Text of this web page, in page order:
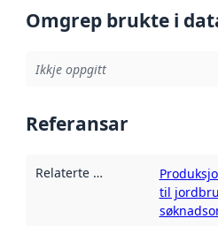
Omgrep brukte i
Ikkje oppgitt
Referansar
Relaterte ressursar
til